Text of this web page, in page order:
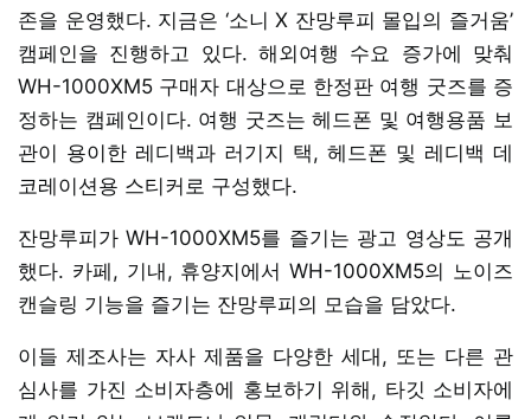
존을 운영했다. 지금은 ‘소니 X 잔망루피 몰입의 즐거움’
캠페인을 진행하고 있다. 해외여행 수요 증가에 맞춰
WH-1000XM5 구매자 대상으로 한정판 여행 굿즈를 증
정하는 캠페인이다. 여행 굿즈는 헤드폰 및 여행용품 보
관이 용이한 레디백과 러기지 택, 헤드폰 및 레디백 데
코레이션용 스티커로 구성했다.
잔망루피가 WH-1000XM5를 즐기는 광고 영상도 공개
했다. 카페, 기내, 휴양지에서 WH-1000XM5의 노이즈
캔슬링 기능을 즐기는 잔망루피의 모습을 담았다.
이들 제조사는 자사 제품을 다양한 세대, 또는 다른 관
심사를 가진 소비자층에 홍보하기 위해, 타깃 소비자에